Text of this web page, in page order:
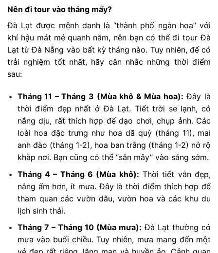
Nên đi tour vào tháng mấy?
Đà Lạt được mệnh danh là “thành phố ngàn hoa” với
khí hậu mát mẻ quanh năm, nên bạn có thể đi tour Đà
Lạt từ Đà Nẵng vào bất kỳ tháng nào. Tuy nhiên, để có
trải nghiệm tốt nhất, hãy cân nhắc những thời điểm
sau:
Tháng 11 – Tháng 3 (Mùa khô & Mùa hoa): Đây là
thời điểm đẹp nhất ở Đà Lạt. Tiết trời se lạnh, có
nắng dịu, rất thích hợp để dạo chơi, chụp ảnh. Các
loài hoa đặc trưng như hoa dã quỳ (tháng 11), mai
anh đào (tháng 1-2), hoa ban trắng (tháng 1-2) nở rộ
khắp nơi. Bạn cũng có thể “săn mây” vào sáng sớm.
Tháng 4 – Tháng 6 (Mùa khô): Thời tiết vẫn đẹp,
nắng ấm hơn, ít mưa. Đây là thời điểm thích hợp để
tham quan các vườn dâu, vườn hoa và các khu du
lịch sinh thái.
Tháng 7 – Tháng 10 (Mùa mưa): Đà Lạt thường có
mưa vào buổi chiều. Tuy nhiên, mưa mang đến một